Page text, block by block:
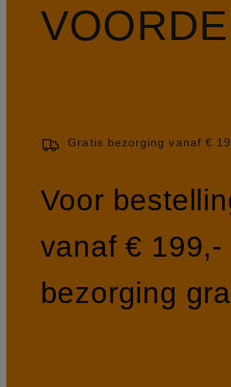
Gratis bezorging vanaf €
Voor
vanaf € 199,-
bezorging